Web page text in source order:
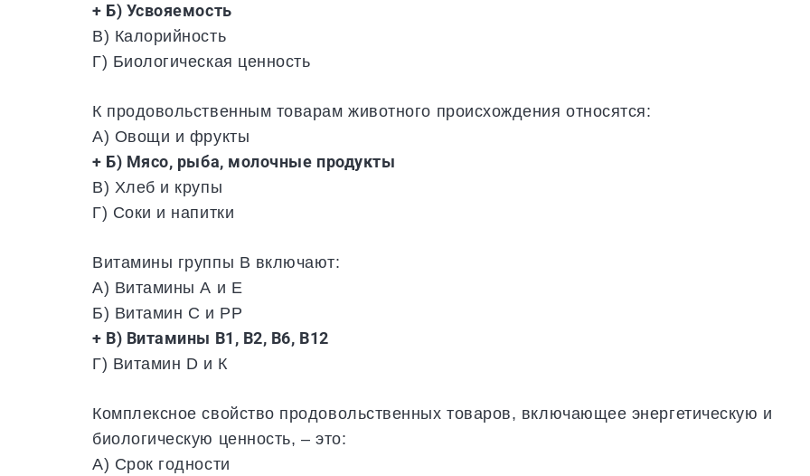
+ Б) Усвояемость
В) Калорийность
Г) Биологическая ценность
К продовольственным товарам животного происхождения относятся:
А) Овощи и фрукты
+ Б) Мясо, рыба, молочные продукты
В) Хлеб и крупы
Г) Соки и напитки
Витамины группы В включают:
А) Витамины А и Е
Б) Витамин С и РР
+ В) Витамины В1, В2, В6, В12
Г) Витамин D и К
Комплексное свойство продовольственных товаров, включающее энергетическую и
биологическую ценность, – это:
А) Срок годности